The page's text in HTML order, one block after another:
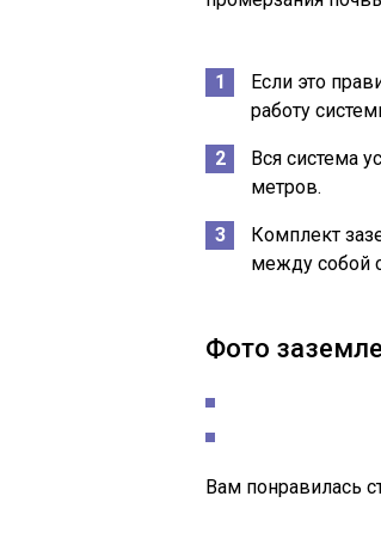
Если это
работу
Вся система
метров.
Комплект
между собой
Фото
Вам понравилась